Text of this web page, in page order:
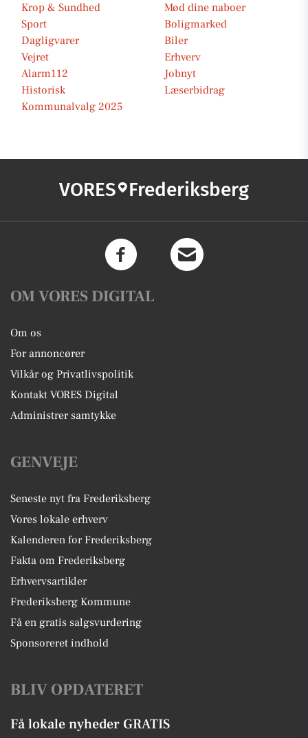
Krop & Sundhed
Mød dine naboer
Sport
Boligmarked
Dagligvarer
Biler
Vejret
Erhverv
Alarm112
Jobnyt
Historisk
Læserbidrag
Kommunalvalg 2025
VORES Frederiksberg
OM VORES DIGITAL
Om os
For annoncører
Vilkår og Privatlivspolitik
Kontakt VORES Digital
Administrer samtykke
GENVEJE
Seneste nyt fra Frederiksberg
Vores lokale erhverv
Kalenderen for Frederiksberg
Fakta om Frederiksberg
Erhvervsartikler
Frederiksberg Kommune
Få en gratis salgsvurdering
Sponsoreret indhold
BLIV OPDATERET
Få lokale nyheder GRATIS